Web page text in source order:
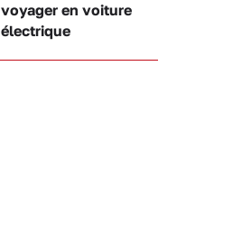
voyager en voiture
électrique